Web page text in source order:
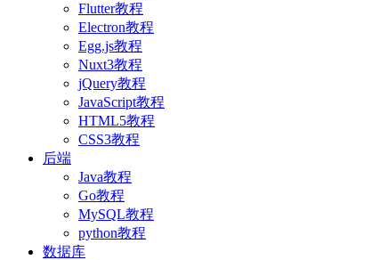
Flutter教程
Electron教程
Egg.js教程
Nuxt3教程
jQuery教程
JavaScript教程
HTML5教程
CSS3教程
后端
Java教程
Go教程
MySQL教程
python教程
数据库